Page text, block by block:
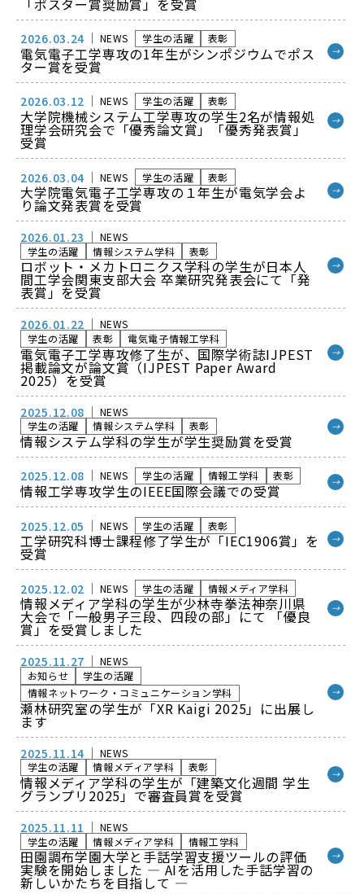
2026.03.24 NEWS 学生の活躍 表彰
電気電子工学専攻の1年生がシンポジウムでポス
ター賞を受賞
→
2026.03.12 NEWS 学生の活躍 表彰
大学院機械システム工学専攻の学生2名が情報処
理学会研究会で「優秀論文賞」「優秀発表賞」
受賞
→
2026.03.04 NEWS 学生の活躍 表彰
大学院電気電子工学専攻の１年生が電気学会よ
り論文発表賞を受賞
→
2026.01.23
NEWS
学生の活躍
情報システム学科 表彰
ロボット・メカトロニクス学科の学生が日本人
間工学会関東支部大会 卒業研究発表会にて「発
表賞」を受賞
→
2026.01.22
NEWS
学生の活躍
表彰 電気電子情報工学科
電気電子工学専攻修了生が、国際学術誌IJPEST
掲載論文が論文賞（IJPEST Paper Award
2025）を受賞
→
2025.12.08
NEWS
学生の活躍
情報システム学科 表彰
情報システム学科の学生が学生奨励賞を受賞
→
2025.12.08 NEWS 学生の活躍 情報工学科 表彰
情報工学専攻学生のIEEE国際会議での受賞 →
2025.12.05 NEWS 学生の活躍 表彰
工学研究科博士課程修了学生が「IEC1906賞」を
受賞
→
2025.12.02 NEWS 学生の活躍 情報メディア学科
情報メディア学科の学生が少林寺拳法神奈川県
大会で「一般男子三段、四段の部」にて 「優良
賞」を受賞しました
→
2025.11.27
NEWS
お知らせ
学生の活躍
情報ネットワーク・コミュニケーション学科
瀬林研究室の学生が「XR Kaigi 2025」に出展し
ます
→
2025.11.14
NEWS
学生の活躍
情報メディア学科 表彰
情報メディア学科の学生が「建築文化週間 学生
グランプリ2025」で審査員賞を受賞
→
2025.11.11
NEWS
学生の活躍
情報メディア学科 情報工学科
田園調布学園大学と手話学習支援ツールの評価
実験を開始しました ― AIを活用した手話学習の
新しいかたちを目指して ―
→